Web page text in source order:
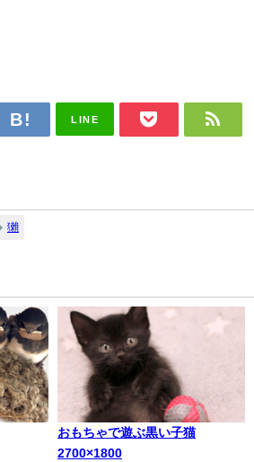
LINE
獺
おもちゃで遊ぶ黒い子猫
2700×1800